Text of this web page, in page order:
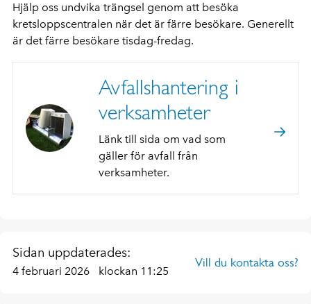
Hjälp oss undvika trängsel genom att besöka
kretsloppscentralen när det är färre besökare. Generellt
är det färre besökare tisdag-fredag.
Avfallshantering i
verksamheter
Länk till sida om vad som
gäller för avfall från
verksamheter.
Sidan uppdaterades:
4 februari 2026 klockan 11:25
Vill du kontakta oss?